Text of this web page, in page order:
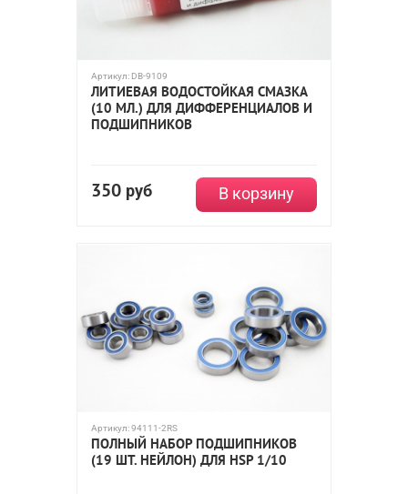
Артикул: DB-9109
ЛИТИЕВАЯ ВОДОСТОЙКАЯ СМАЗКА
(10 МЛ.) ДЛЯ ДИФФЕРЕНЦИАЛОВ И
ПОДШИПНИКОВ
350 руб В корзину
Артикул:94111-2RS
ПОЛНЫЙ НАБОР ПОДШИПНИКОВ
(19 ШТ. НЕЙЛОН) ДЛЯ HSP 1/10